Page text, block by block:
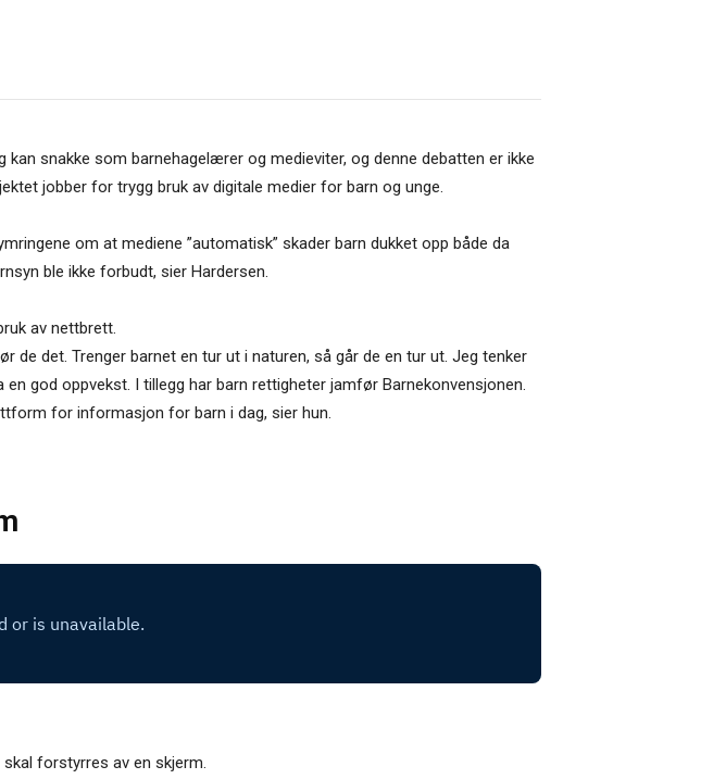
snakke som barnehagelærer og medieviter, og denne debatten er ikke
jobber for trygg bruk av digitale medier for barn og unge.
om at mediene ”automatisk” skader barn dukket opp både da
ble ikke forbudt, sier Hardersen.
av nettbrett.
de det. Trenger barnet en tur ut i naturen, så går de en tur ut. Jeg tenker
god oppvekst. I tillegg har barn rettigheter jamfør Barnekonvensjonen.
for informasjon for barn i dag, sier hun.
forstyrres av en skjerm.